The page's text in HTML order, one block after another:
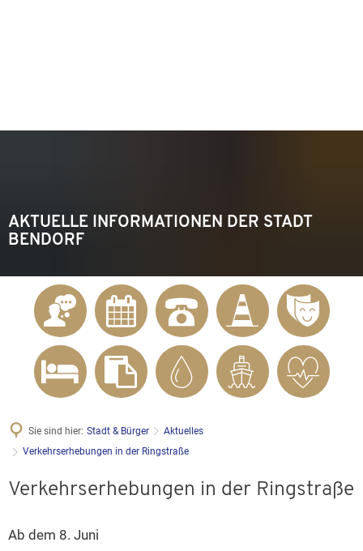
AKTUELLE INFORMATIONEN DER STADT
BENDORF
Sie sind hier: Stadt & Bürger
Aktuelles
Verkehrserhebungen in der Ringstraße
Verkehrserhebungen in der Ringstraße
Ab dem 8. Juni